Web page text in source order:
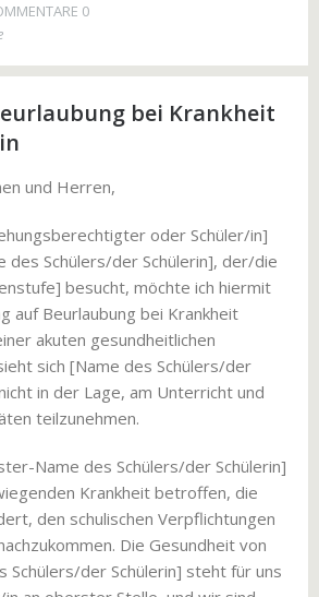
0
bei Krankheit
und Herren,
oder Schüler/in]
des Schülers/der Schülerin], der/die
besucht, möchte ich hiermit
auf Beurlaubung bei Krankheit
akuten gesundheitlichen
sich [Name des Schülers/der
in der Lage, am Unterricht und
teilzunehmen.
Name des Schülers/der Schülerin]
Krankheit betroffen, die
den schulischen Verpflichtungen
Die Gesundheit von
Schülers/der Schülerin] steht für uns